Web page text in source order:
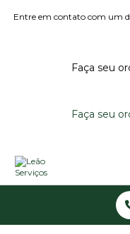
Entre em contato com um
Faça seu
Faça seu